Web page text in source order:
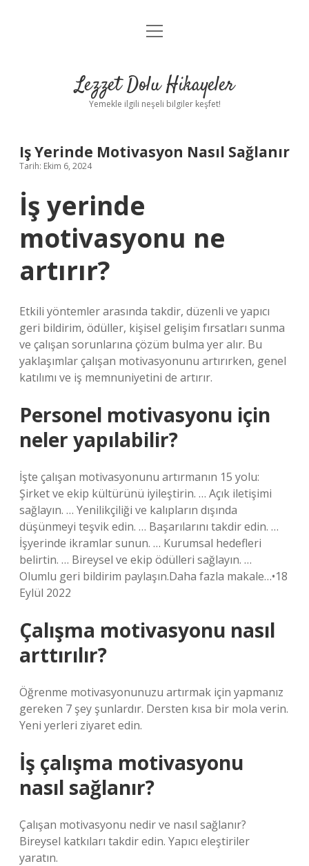
Anasayfa
Yasal Uyarı
menüyü
Lezzet Dolu Hikayeler
Yemekle ilgili neşeli bilgiler keşfet!
Iş Yerinde Motivasyon Nasıl Sağlanır
Tarih: Ekim 6, 2024
İş yerinde
motivasyonu ne
artırır?
Etkili yöntemler arasında takdir, düzenli ve yapıcı
geri bildirim, ödüller, kişisel gelişim fırsatları sunma
ve çalışan sorunlarına çözüm bulma yer alır. Bu
yaklaşımlar çalışan motivasyonunu artırırken, genel
katılımı ve iş memnuniyetini de artırır.
Personel motivasyonu için
neler yapılabilir?
İşte çalışan motivasyonunu artırmanın 15 yolu:
Şirket ve ekip kültürünü iyileştirin. … Açık iletişimi
sağlayın. … Yenilikçiliği ve kalıpların dışında
düşünmeyi teşvik edin. … Başarılarını takdir edin. …
İşyerinde ikramlar sunun. … Kurumsal hedefleri
belirtin. … Bireysel ve ekip ödülleri sağlayın. …
Olumlu geri bildirim paylaşın.Daha fazla makale…•18
Eylül 2022
Çalışma motivasyonu nasıl
arttırılır?
Öğrenme motivasyonunuzu artırmak için yapmanız
gereken 7 şey şunlardır. Dersten kısa bir mola verin.
Yeni yerleri ziyaret edin.
İş çalışma motivasyonu
nasıl sağlanır?
Çalışan motivasyonu nedir ve nasıl sağlanır?
Bireysel katkıları takdir edin. Yapıcı eleştiriler
yaratın.